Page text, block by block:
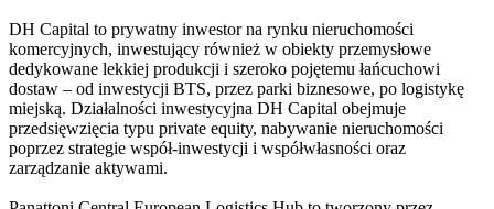
DH Capital to prywatny inwestor na rynku nieruchomości
komercyjnych, inwestujący również w obiekty przemysłowe
dedykowane lekkiej produkcji i szeroko pojętemu łańcuchowi
dostaw – od inwestycji BTS, przez parki biznesowe, po logistykę
miejską. Działalności inwestycyjna DH Capital obejmuje
przedsięwzięcia typu private equity, nabywanie nieruchomości
poprzez strategie współ-inwestycji i współwłasności oraz
zarządzanie aktywami.